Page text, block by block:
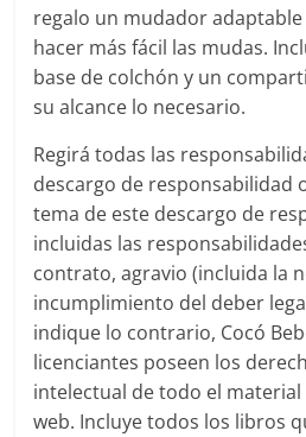
regalo un mudador
hacer más fácil las mudas.
base de colchón y un
su alcance lo necesario.
Regirá todas las
descargo de responsabilidad
tema de este descargo de
incluidas las
contrato, agravio (incluida la
incumplimiento del deber
indique lo contrario, Cocó
licenciantes poseen los
intelectual de todo el
web. Incluye todos los libros